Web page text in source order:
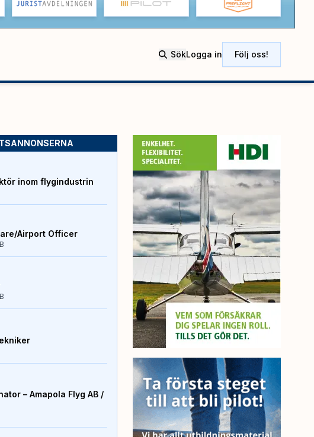
SökLogga in Följ oss!
inom flygindustrin
Airport Officer
– Amapola Flyg AB /